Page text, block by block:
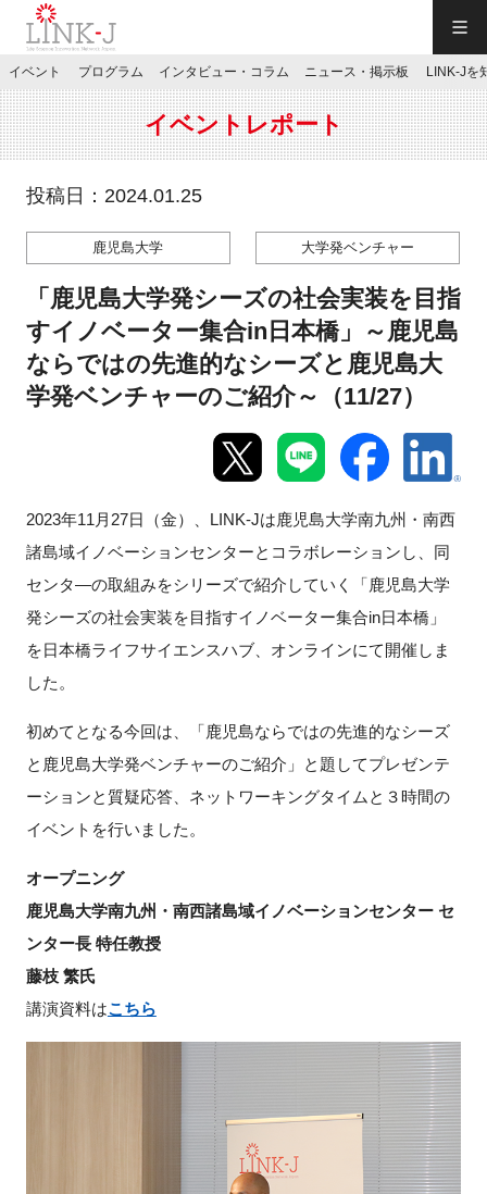
JP／EN
特別会員専用メニュー
施設ご予約
お問い合わせ
新規登録
イベント
プログラム
ニュース・掲示板
特別会員
イベントお知らせメール登録
イベント プログラム インタビュー・コラム ニュース・掲示板 LINK-Jを
イベントレポート
投稿日：2024.01.25
鹿児島大学 大学発ベンチャー
「鹿児島大学発シーズの社会実装を目指
すイノベーター集合in日本橋」～鹿児島
ならではの先進的なシーズと鹿児島大
学発ベンチャーのご紹介～（11/27）
2023年11 月 27日（金）、LINK-Jは鹿児島大学南九州・南西
諸島域イノベーションセンターとコラボレーションし、同
センタ―の取組みをシリーズで紹介していく「鹿児島大学
発シーズの社会実装を目指すイノベーター集合in日本橋」
を日本橋ライフサイエンスハブ、オンラインにて開催しま
した。
初めてとなる今回は、「鹿児島ならではの先進的なシーズ
と鹿児島大学発ベンチャーのご紹介」と題してプレゼンテ
ーションと質疑応答、ネットワーキングタイムと３時間の
イベントを行いました。
オープニング
鹿児島大学南九州・南西諸島域イノベーションセンター セ
ンター長 特任教授
藤枝 繁氏
講演資料はこちら